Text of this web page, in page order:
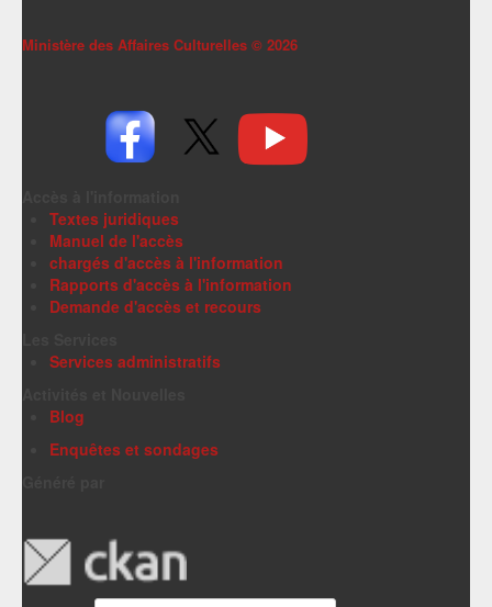
Ministère des Affaires Culturelles © 2026
Textes juridiques
Manuel de l'accès
chargés d'accès à l'information
Rapports d'accès à l'information
Demande d'accès et recours
Services administratifs
Blog
Enquêtes et sondages